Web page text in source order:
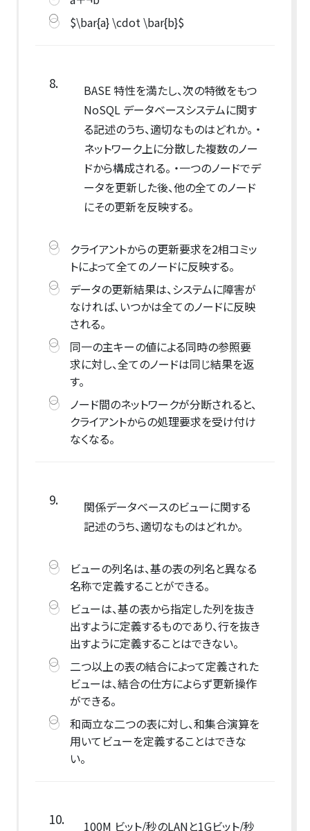
$\bar{a} \cdot \bar{b}$
8.
BASE 特性を満たし、次の特徴をもつ
NoSQL データベースシステムに関す
る記述のうち、適切なものはどれか。 ・
ネットワーク上に分散した複数のノー
ドから構成される。 ・一つのノードでデ
ータを更新した後、他の全てのノード
にその更新を反映する。
クライアントからの更新要求を2相コミッ
トによって全てのノードに反映する。
データの更新結果は、システムに障害が
なければ、いつかは全てのノードに反映
される。
同一の主キーの値による同時の参照要
求に対し、全てのノードは同じ結果を返
す。
ノード間のネットワークが分断されると、
クライアントからの処理要求を受け付け
なくなる。
9.
関係データベースのビューに関する
記述のうち、適切なものはどれか。
ビューの列名は、基の表の列名と異なる
名称で定義することができる。
ビューは、基の表から指定した列を抜き
出すように定義するものであり、行を抜き
出すように定義することはできない。
二つ以上の表の結合によって定義された
ビューは、結合の仕方によらず更新操作
ができる。
和両立な二つの表に対し、和集合演算を
用いてビューを定義することはできな
い。
10. 100M ビット/秒のLANと1Gビット/秒